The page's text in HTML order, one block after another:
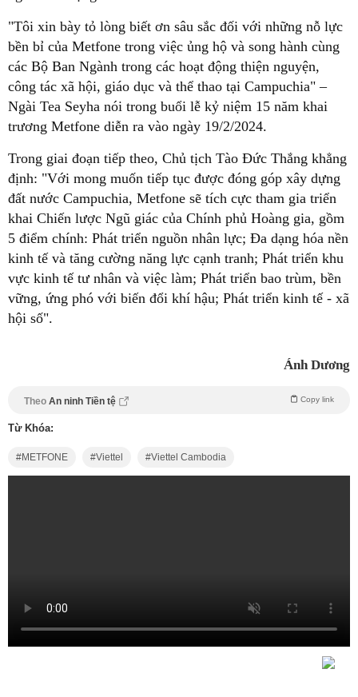
"Tôi xin bày tỏ lòng biết ơn sâu sắc đối với những nỗ lực
bền bỉ của Metfone trong việc ủng hộ và song hành cùng
các Bộ Ban Ngành trong các hoạt động thiện nguyện,
công tác xã hội, giáo dục và thể thao tại Campuchia" –
Ngài Tea Seyha nói trong buổi lễ kỷ niệm 15 năm khai
trương Metfone diễn ra vào ngày 19/2/2024.
Trong giai đoạn tiếp theo, Chủ tịch Tào Đức Thắng khẳng
định: "Với mong muốn tiếp tục được đóng góp xây dựng
đất nước Campuchia, Metfone sẽ tích cực tham gia triển
khai Chiến lược Ngũ giác của Chính phủ Hoàng gia, gồm
5 điểm chính: Phát triển nguồn nhân lực; Đa dạng hóa nền
kinh tế và tăng cường năng lực cạnh tranh; Phát triển khu
vực kinh tế tư nhân và việc làm; Phát triển bao trùm, bền
vững, ứng phó với biến đổi khí hậu; Phát triển kinh tế - xã
hội số".
Ánh Dương
Theo An ninh Tiền tệ Copy link
Từ Khóa:
METFONE Viettel Viettel Cambodia